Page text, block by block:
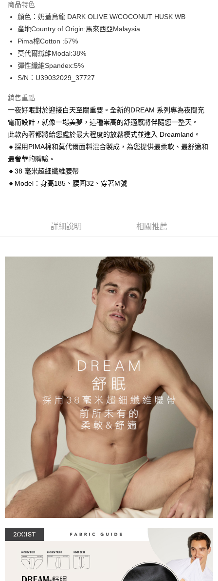
合作金庫商業銀行
華南商業銀行
彰化商業銀行
上海商業儲蓄銀行
台北富邦商業銀行
國泰世華商業銀行
臺灣中小企業銀行
匯豐（台灣）商業銀行
聯邦商業銀行
元大商業銀行
台新國際商業銀行
台灣樂天信用卡公司
超商取貨付款
LINE Pay
Apple Pay
街口支付
全盈+PAY
AFTEE先享後付
相關說明
【關於「AFTEE先享後付」】
便利好安心！
１．簡單：不需註冊會員、不需綁卡、不需儲值。
２．便利：只要手機號碼，簡訊認證，即可結帳。
３．安心：先確認商品／服務後，再付款。
結帳頁面，進行簡訊認證並確認金額後，即可完成結帳。
２．訂單成立數日內，您將收到繳費通知簡訊。
※ 請注意：結帳手續完成當下不需立刻繳費，但若您需要取消訂單，請聯絡
購買商品的店家。未經商家同意取消之訂單仍視為有效，需透過AFTEE先享
※ 交易是否成功請以「AFTEE先享後付 」之結帳頁面顯示為準，若有關於
是否繳費成功／繳費後需取消欲退款等相關疑問，請聯繫「AFTEE先享後付
https://netprotections.freshdesk.com/support/home
１．透過由恩沛科技股份有限公司提供之「AFTEE先享後付」服務完成之交
易，需依本服務之必要範圍內提供個人資料，並將交易相關給付款項請求債
權轉讓予恩沛科技股份有限公司。
２．關於個人資料處理事宜，請瀏覽以下網址：
https://aftee.tw/terms/#terms3
３．未成年的使用者請事先徵得法定代理人或監護人之同意方可使用
「AFTEE先享後付」，若未經同意申辦者引起之損失，本公司不負相關責
４．使用「AFTEE先享後付」時，將依據個別帳號之用戶狀況，依本公司即
時審查核予不同之上限額度；若仍有額度不足之情形，本公司將視審查結果
請求用戶進行身份認證。
５．嚴禁一人註冊多個帳號或使用他人資訊註冊。若發現惡意使用之情形，
恩沛科技股份有限公司將有權停止該用戶之使用額度並採取法律行動。
ATM付款
運送方式
付款後全家取貨
每筆NT$80，滿NT$1,200(含以上)免運費
每筆NT$80，滿NT$1,200(含以上)免運費
每筆NT$85，滿NT$1,200(含以上)免運費
澎湖、金門、馬祖、小琉球、綠島、蘭嶼(郵局配送)
每筆NT$125
郵局快捷(隔天到貨，需先line@客服通知小編)
每筆NT$100
查看運費
商品特色
顏色：奶蓋烏龍 DARK OLIVE W/COCONUT HUSK WB
產地Country of Origin:馬來西亞Malaysia
Pima棉Cotton :57%
莫代爾纖維Modal:38%
彈性纖維Spandex:5%
S/N：U39032029_37727
銷售重點
一夜好眠對於迎接白天至關重要。全新的DREAM 系列專為夜間充
電而設計，就像一場美夢，這種崇高的舒適感將伴隨您一整天。
此款內著都將給您處於最大程度的放鬆模式並進入 Dreamland。
🔸採用PIMA棉和莫代爾面料混合製成，為您提供最柔軟、最舒適和
最奢華的體驗。
🔸38 毫米超細纖維腰帶
🔸Model：身高185、腰圍32、穿著M號
詳細說明 相關推薦